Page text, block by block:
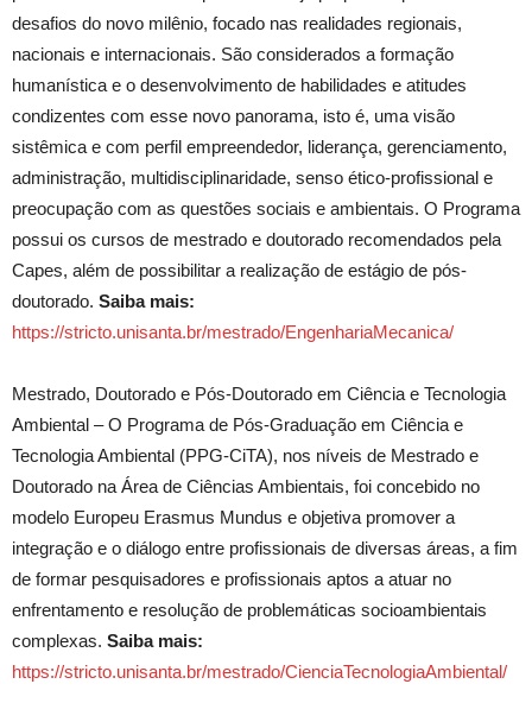
desafios do novo milênio, focado nas realidades regionais,
nacionais e internacionais. São considerados a formação
humanística e o desenvolvimento de habilidades e atitudes
condizentes com esse novo panorama, isto é, uma visão
sistêmica e com perfil empreendedor, liderança, gerenciamento,
administração, multidisciplinaridade, senso ético-profissional e
preocupação com as questões sociais e ambientais. O Programa
possui os cursos de mestrado e doutorado recomendados pela
Capes, além de possibilitar a realização de estágio de pós-
doutorado. Saiba mais:
https://stricto.unisanta.br/mestrado/EngenhariaMecanica/
Mestrado, Doutorado e Pós-Doutorado em Ciência e Tecnologia
Ambiental – O Programa de Pós-Graduação em Ciência e
Tecnologia Ambiental (PPG-CiTA), nos níveis de Mestrado e
Doutorado na Área de Ciências Ambientais, foi concebido no
modelo Europeu Erasmus Mundus e objetiva promover a
integração e o diálogo entre profissionais de diversas áreas, a fim
de formar pesquisadores e profissionais aptos a atuar no
enfrentamento e resolução de problemáticas socioambientais
complexas. Saiba mais:
https://stricto.unisanta.br/mestrado/CienciaTecnologiaAmbiental/